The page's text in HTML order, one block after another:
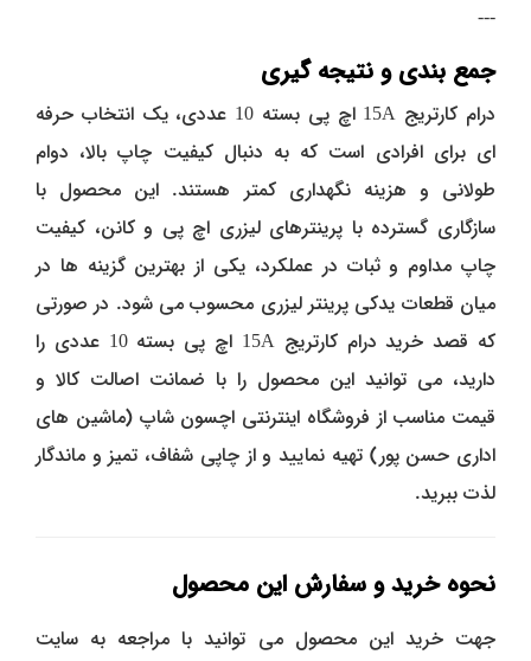
---
جمع‌ بندی و نتیجه‌ گیری
درام کارتریج 15A اچ پی بسته 10 عددی، یک انتخاب حرفه‌
ای برای افرادی است که به‌ دنبال کیفیت چاپ بالا، دوام
طولانی و هزینه نگهداری کمتر هستند. این محصول با
سازگاری گسترده با پرینترهای لیزری اچ پی و کانن، کیفیت
چاپ مداوم و ثبات در عملکرد، یکی از بهترین گزینه‌ ها در
میان قطعات یدکی پرینتر لیزری محسوب می‌ شود. در صورتی
که قصد خرید درام کارتریج 15A اچ پی بسته 10 عددی را
دارید، می‌ توانید این محصول را با ضمانت اصالت کالا و
قیمت مناسب از فروشگاه اینترنتی اچسون شاپ (ماشین‌ های
اداری حسن‌ پور) تهیه نمایید و از چاپی شفاف، تمیز و ماندگار
لذت ببرید.
نحوه خرید و سفارش این محصول
جهت خرید این محصول می توانید با مراجعه به سایت